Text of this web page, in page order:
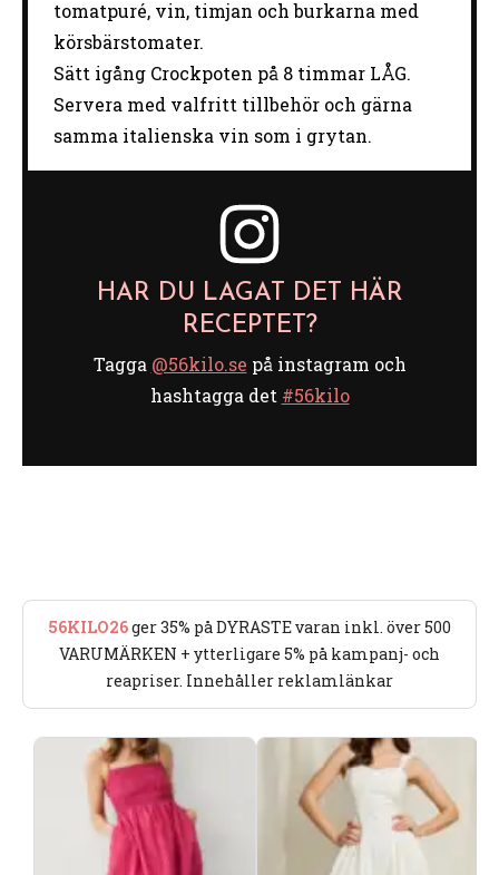
tomatpuré, vin, timjan och burkarna med
körsbärstomater.
Sätt igång Crockpoten på 8 timmar LÅG.
Servera med valfritt tillbehör och gärna
samma italienska vin som i grytan.
HAR DU LAGAT DET HÄR
RECEPTET?
Tagga @56kilo.se på instagram och
hashtagga det #56kilo
56KILO26ger 35% på DYRASTE varan inkl. över 500
VARUMÄRKEN + ytterligare 5% på kampanj- och
reapriser. Innehåller reklamlänkar